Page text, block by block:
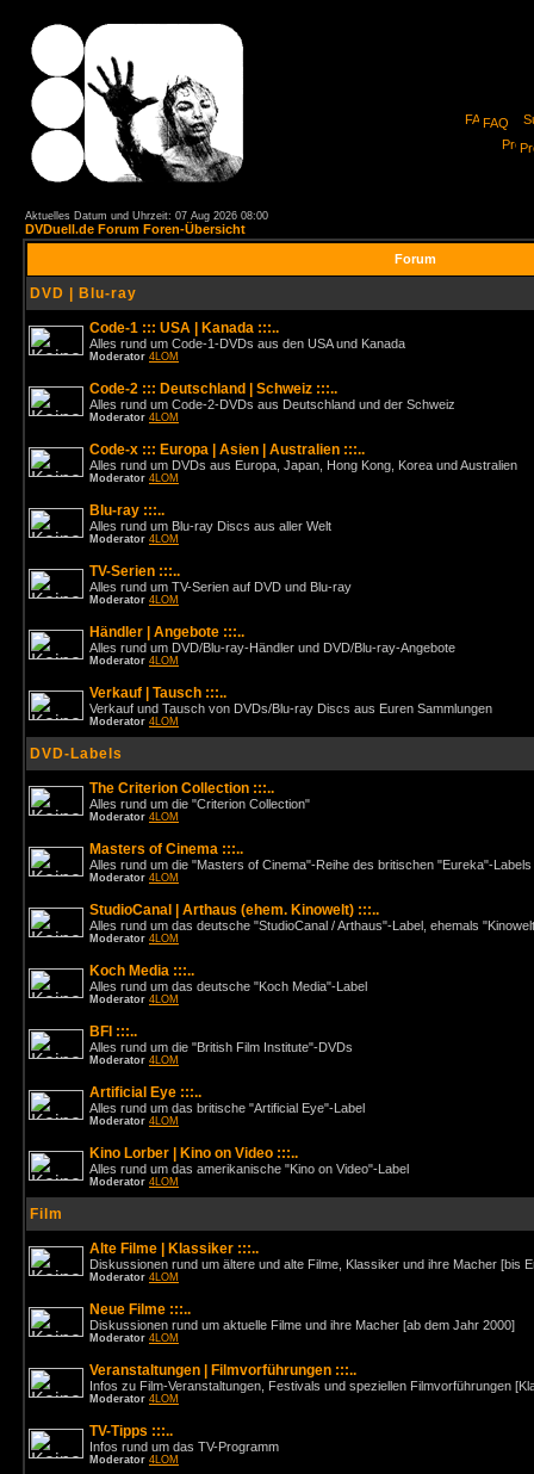
FAQ
Aktuelles Datum und Uhrzeit: 07 Aug 2026 08:00
DVDuell.de Forum Foren-Übersicht
Forum
DVD | Blu-ray
Code-1 ::: USA | Kanada :::..
Alles rund um Code-1-DVDs aus den USA und Kanada
Moderator 4LOM
Code-2 ::: Deutschland | Schweiz :::..
Alles rund um Code-2-DVDs aus Deutschland und der Schweiz
Moderator 4LOM
Code-x ::: Europa | Asien | Australien :::..
Alles rund um DVDs aus Europa, Japan, Hong Kong, Korea und Australien
Moderator 4LOM
Blu-ray :::..
Alles rund um Blu-ray Discs aus aller Welt
Moderator 4LOM
TV-Serien :::..
Alles rund um TV-Serien auf DVD und Blu-ray
Moderator 4LOM
Händler | Angebote :::..
Alles rund um DVD/Blu-ray-Händler und DVD/Blu-ray-Angebote
Moderator 4LOM
Verkauf | Tausch :::..
Verkauf und Tausch von DVDs/Blu-ray Discs aus Euren Sammlungen
Moderator 4LOM
DVD-Labels
The Criterion Collection :::..
Alles rund um die "Criterion Collection"
Moderator 4LOM
Masters of Cinema :::..
Alles rund um die "Masters of Cinema"-Reihe des britischen "Eureka"-Labels
Moderator 4LOM
StudioCanal | Arthaus (ehem. Kinowelt) :::..
Alles rund um das deutsche "StudioCanal / Arthaus"-Label, ehemals
Moderator 4LOM
Koch Media :::..
Alles rund um das deutsche "Koch Media"-Label
Moderator 4LOM
BFI :::..
Alles rund um die "British Film Institute"-DVDs
Moderator 4LOM
Artificial Eye :::..
Alles rund um das britische "Artificial Eye"-Label
Moderator 4LOM
Kino Lorber | Kino on Video :::..
Alles rund um das amerikanische "Kino on Video"-Label
Moderator 4LOM
Film
Alte Filme | Klassiker :::..
Diskussionen rund um ältere und alte Filme, Klassiker und ihre Macher [bis
Moderator 4LOM
Neue Filme :::..
Diskussionen rund um aktuelle Filme und ihre Macher [ab dem Jahr 2000]
Moderator 4LOM
Veranstaltungen | Filmvorführungen :::..
Infos zu Film-Veranstaltungen, Festivals und speziellen Filmvorführungen
Moderator 4LOM
TV-Tipps :::..
Infos rund um das TV-Programm
Moderator 4LOM